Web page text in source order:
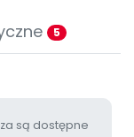
5
są dostępne